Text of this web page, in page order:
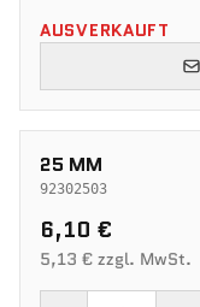
AUSVERKAUFT
25 MM
92302503
6,10 €
5,13 € zzgl. MwSt.